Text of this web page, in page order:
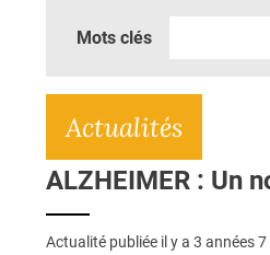
Mots clés
Actualités
ALZHEIMER : Un
Actualité publiée il y a 3 années